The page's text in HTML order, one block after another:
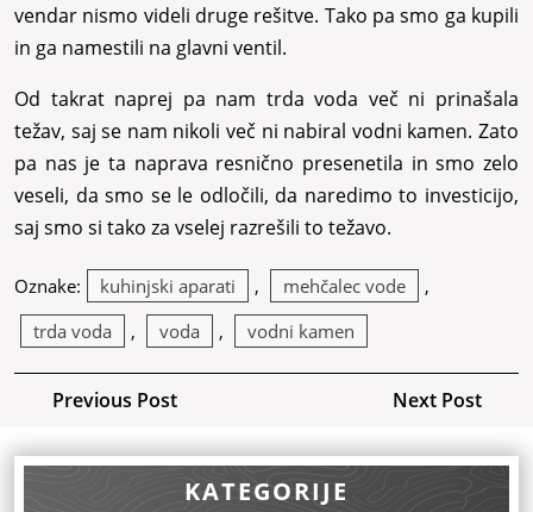
vendar nismo videli druge rešitve. Tako pa smo ga kupili
in ga namestili na glavni ventil.
Od takrat naprej pa nam trda voda več ni prinašala
težav, saj se nam nikoli več ni nabiral vodni kamen. Zato
pa nas je ta naprava resnično presenetila in smo zelo
veseli, da smo se le odločili, da naredimo to investicijo,
saj smo si tako za vselej razrešili to težavo.
Oznake: kuhinjski aparati , mehčalec vode
,
trda voda
, voda , vodni kamen
Navigacija
Previous PostPrevious
Next Post
KATEGORIJE